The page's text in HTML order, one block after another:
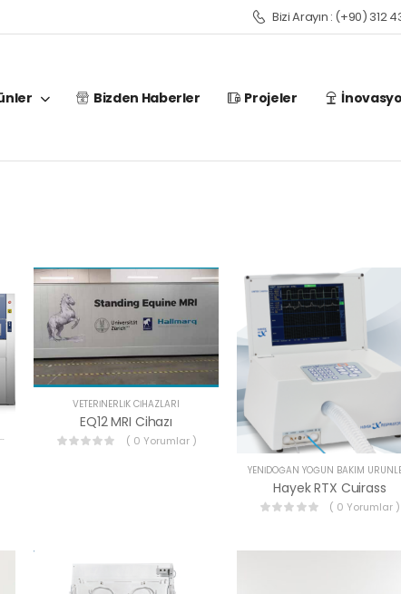
Bizi Arayın : (+90) 312
Bizden Haberler Projeler
CIHAZLARI
VETERINERLIK CIHAZLARI
EQ12 MRI Cihazı
( 0 Yorumlar )
YENIDOĞAN YOĞUN BAKIM
Hayek RTX Cuirass
( 0 Yorumlar )